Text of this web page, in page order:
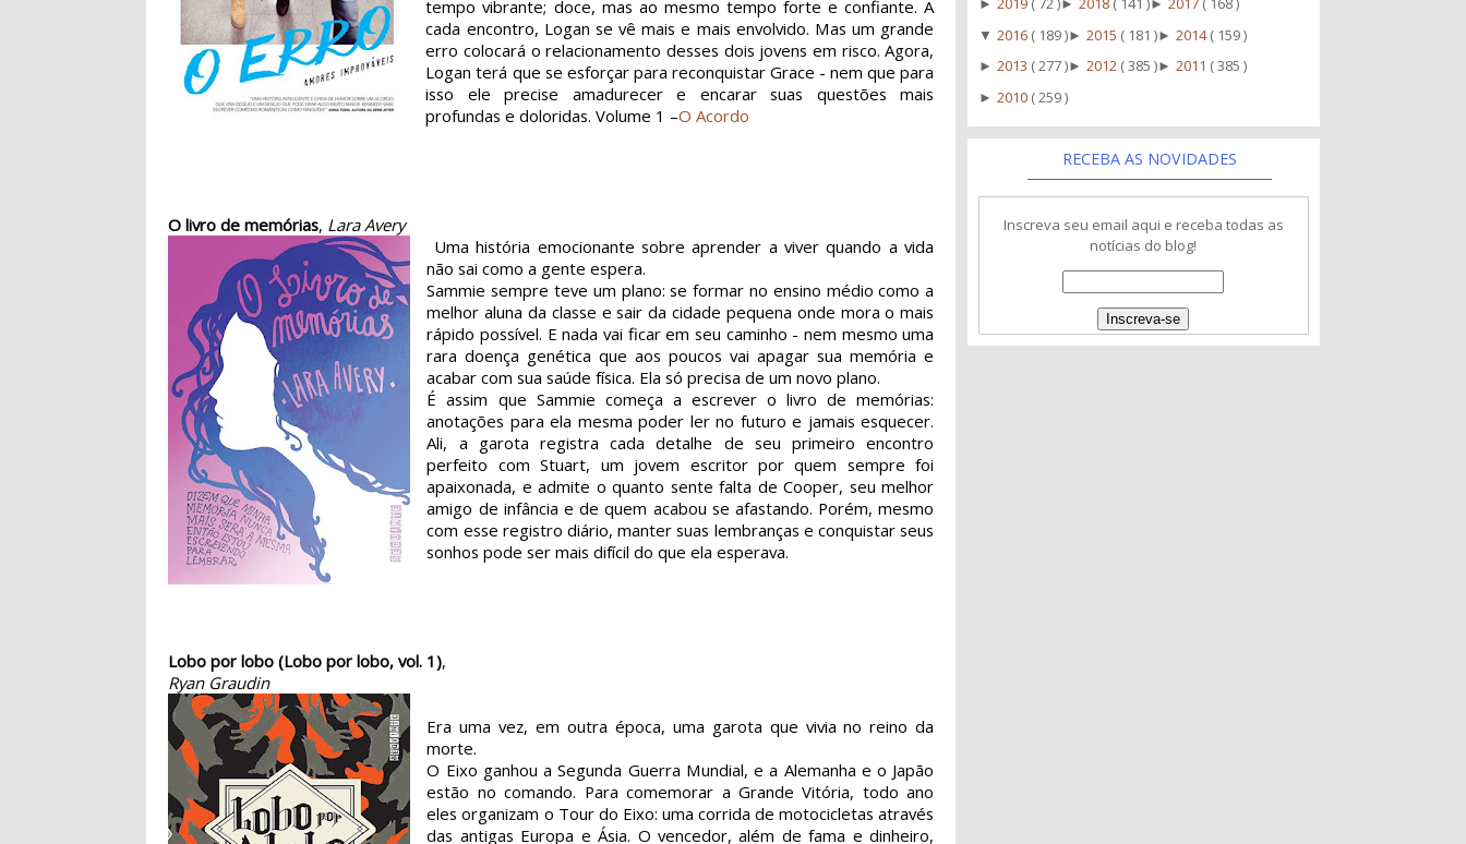
tempo vibrante; doce, mas ao mesmo tempo forte e confiante. A
cada encontro, Logan se vê mais e mais envolvido. Mas um grande
erro colocará o relacionamento desses dois jovens em risco. Agora,
Logan terá que se esforçar para reconquistar Grace - nem que para
isso ele precise amadurecer e encarar suas questões mais
profundas e doloridas. Volume 1 –O Acordo
O livro de memórias, Lara Avery
Uma história emocionante sobre aprender a viver quando a vida
não sai como a gente espera.
Sammie sempre teve um plano: se formar no ensino médio como a
melhor aluna da classe e sair da cidade pequena onde mora o mais
rápido possível. E nada vai ficar em seu caminho - nem mesmo uma
rara doença genética que aos poucos vai apagar sua memória e
acabar com sua saúde física. Ela só precisa de um novo plano.
É assim que Sammie começa a escrever o livro de memórias:
anotações para ela mesma poder ler no futuro e jamais esquecer.
Ali, a garota registra cada detalhe de seu primeiro encontro
perfeito com Stuart, um jovem escritor por quem sempre foi
apaixonada, e admite o quanto sente falta de Cooper, seu melhor
amigo de infância e de quem acabou se afastando. Porém, mesmo
com esse registro diário, manter suas lembranças e conquistar seus
sonhos pode ser mais difícil do que ela esperava.
Lobo por lobo (Lobo por lobo, vol. 1),
Ryan Graudin
Era uma vez, em outra época, uma garota que vivia no reino da
morte.
O Eixo ganhou a Segunda Guerra Mundial, e a Alemanha e o Japão
estão no comando. Para comemorar a Grande Vitória, todo ano
eles organizam o Tour do Eixo: uma corrida de motocicletas através
das antigas Europa e Ásia. O vencedor, além de fama e dinheiro,
► ► ►
▼2016 ( 189 )►2015 ( 181 )►2014( 159 )
►2013 ( 277 )►2012 ( 385 )►2011 ( 385 )
►2010 ( 259 )
RECEBA AS NOVIDADES
Inscreva seu email aqui e receba todas as
notícias do blog!